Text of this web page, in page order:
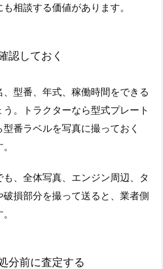
相談する価値があります。
認しておく
型番、年式、稼働時間をできる
。トラクターなら型式プレート
番ラベルを写真に撮っておく
、全体写真、エンジン周辺、タ
損部分を撮って送ると、業者側
分前に査定する